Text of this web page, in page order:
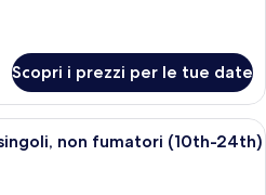
Scopri i prezzi per le tue date
Una camera d'albergo con due letti,
non fumatori (10th-24th)